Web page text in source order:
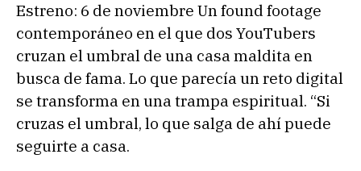
Estreno: 6 de noviembre Un found footage
contemporáneo en el que dos YouTubers
cruzan el umbral de una casa maldita en
busca de fama. Lo que parecía un reto digital
se transforma en una trampa espiritual. “Si
cruzas el umbral, lo que salga de ahí puede
seguirte a casa.